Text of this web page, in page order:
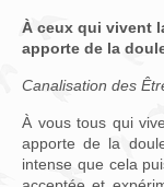
À ceux qui vivent
apporte de la
Canalisation des
À vous tous qui
apporte de la
intense que cela